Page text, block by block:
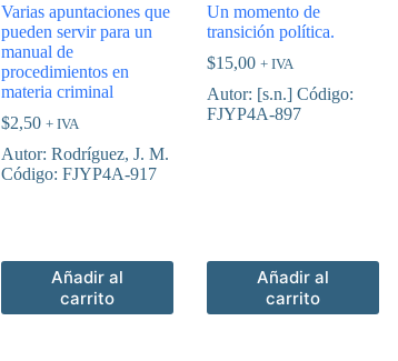
Varias apuntaciones que
pueden servir para un
manual de
procedimientos en
materia criminal
$2,50 + IVA
Autor: Rodríguez, J. M.
Código: FJYP4A-917
Añadir al
carrito
Un momento de
transición política.
$15,00 + IVA
Autor: [s.n.] Código:
FJYP4A-897
Añadir al
carrito